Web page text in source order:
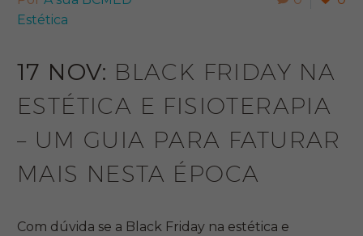
Estética
17 NOV: BLACK FRIDAY NA
ESTÉTICA E FISIOTERAPIA
– UM GUIA PARA FATURAR
MAIS NESTA ÉPOCA
Com dúvida se a Black Friday na estética e